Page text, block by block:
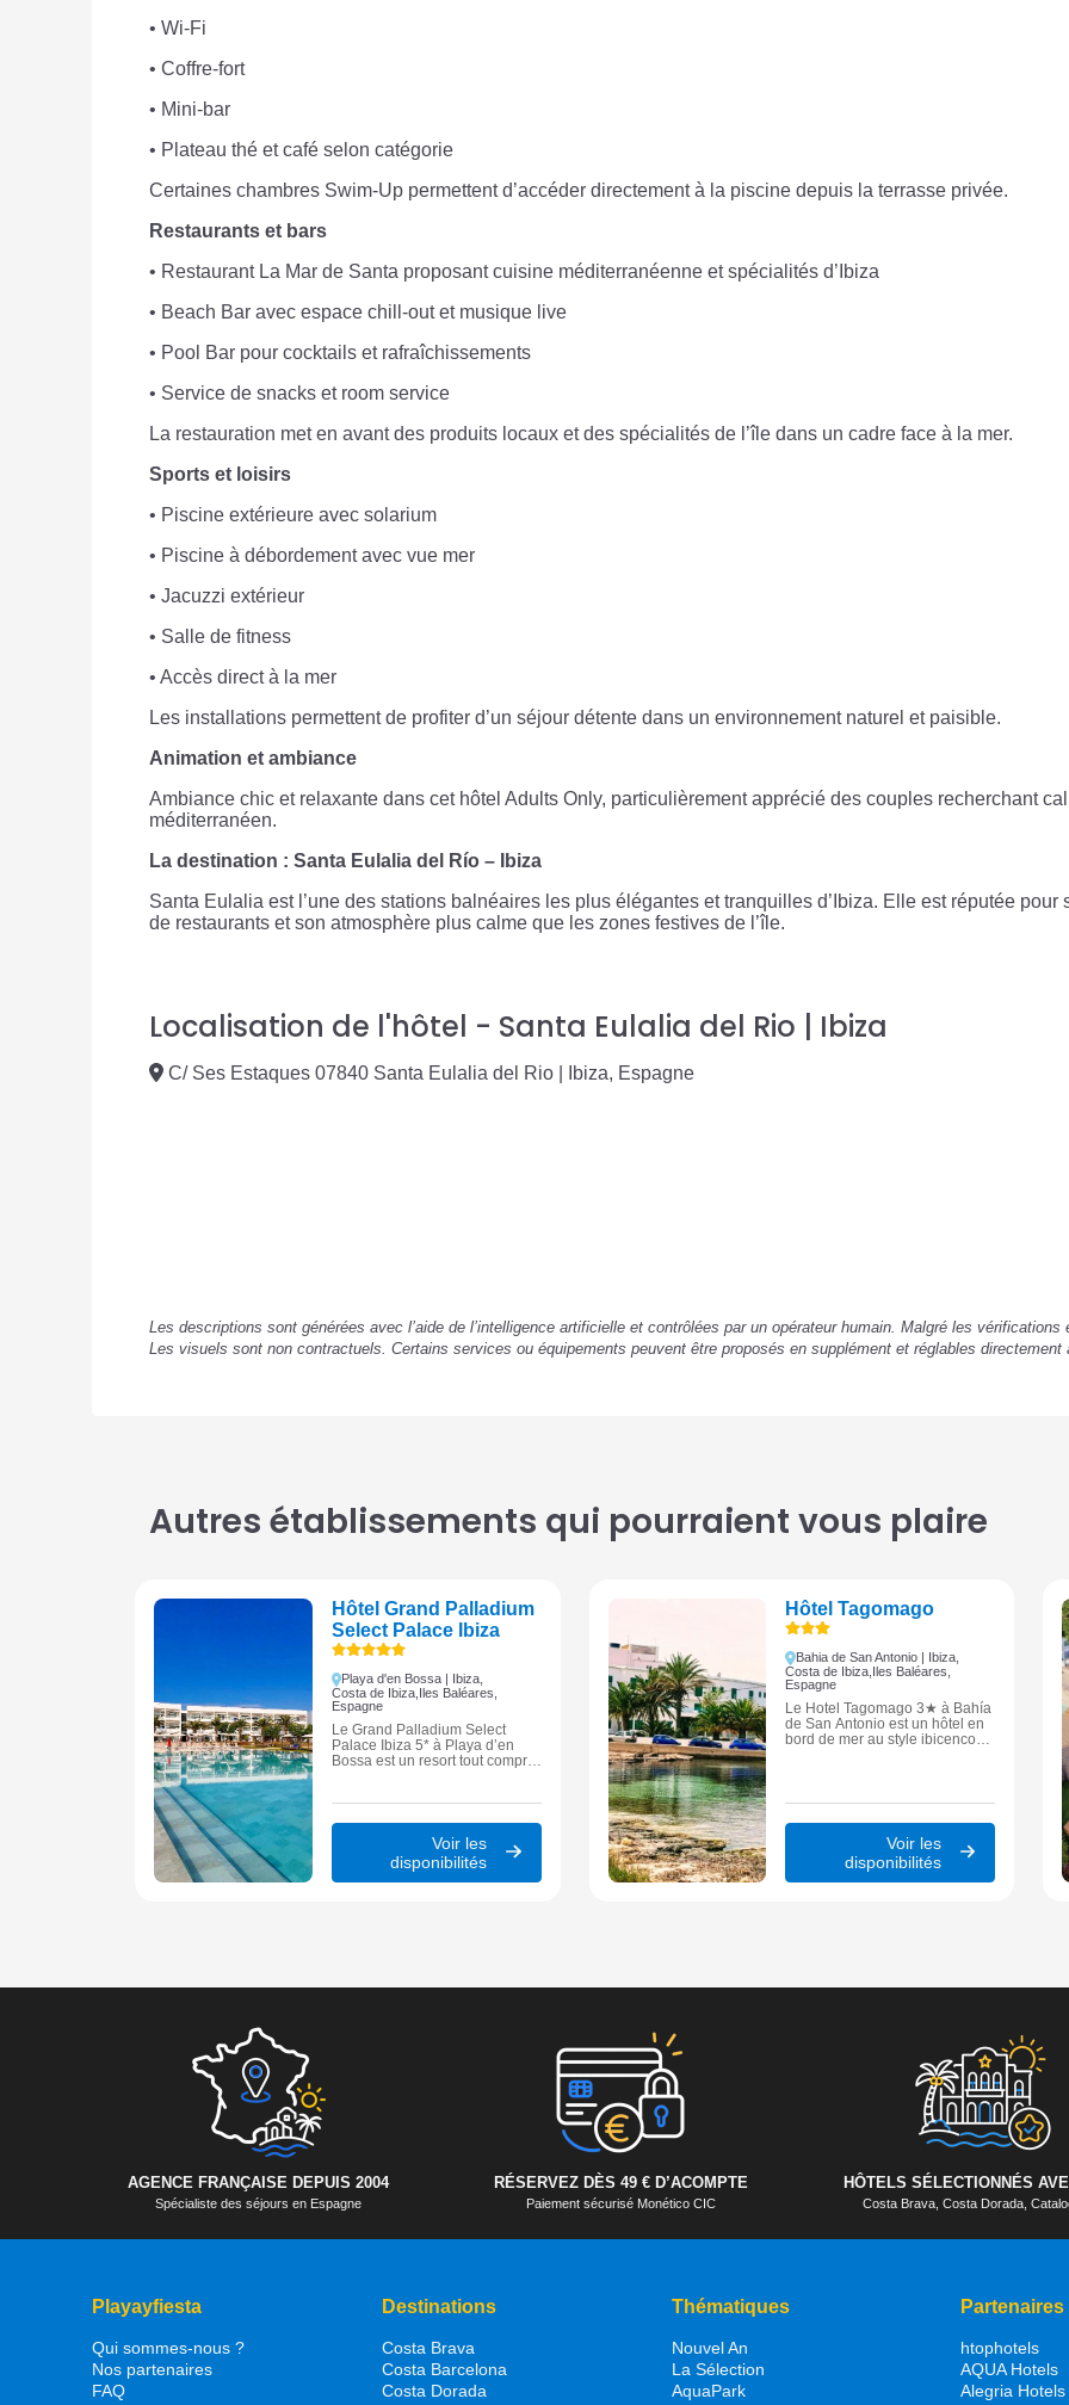
• Wi-Fi
• Coffre-fort
• Mini-bar
• Plateau thé et café selon catégorie
Certaines chambres Swim-Up permettent d’accéder directement à la piscine depuis la terrasse privée.
Restaurants et bars
• Restaurant La Mar de Santa proposant cuisine méditerranéenne et spécialités d’Ibiza
• Beach Bar avec espace chill-out et musique live
• Pool Bar pour cocktails et rafraîchissements
• Service de snacks et room service
La restauration met en avant des produits locaux et des spécialités de l’île dans un cadre face à la mer.
Sports et loisirs
• Piscine extérieure avec solarium
• Piscine à débordement avec vue mer
• Jacuzzi extérieur
• Salle de fitness
• Accès direct à la mer
Les installations permettent de profiter d’un séjour détente dans un environnement naturel et paisible.
Animation et ambiance
Ambiance chic et relaxante dans cet hôtel Adults Only, particulièrement apprécié des couples recherchant
méditerranéen.
La destination : Santa Eulalia del Río – Ibiza
Santa Eulalia est l’une des stations balnéaires les plus élégantes et tranquilles d’Ibiza. Elle est réputée
de restaurants et son atmosphère plus calme que les zones festives de l’île.
Localisation de l'hôtel - Santa Eulalia del Rio | Ibiza
C/ Ses Estaques 07840 Santa Eulalia del Rio | Ibiza, Espagne
Les descriptions sont générées avec l’aide de l’intelligence artificielle et contrôlées par un opérateur humain. Malgré les
Les visuels sont non contractuels. Certains services ou équipements peuvent être proposés en supplément et réglables directement
Autres établissements qui pourraient vous plaire
Hôtel Grand Palladium
Select Palace Ibiza
Playa d'en Bossa | Ibiza,
Costa de Ibiza, Iles Baléares,
Espagne
Le Grand Palladium Select
Palace Ibiza 5* à Playa d’en
Bossa est un resort tout compris
spectaculaires, spa complet,
nombreuses activités et
restaurants variés dans un
cadre naturel face à la
Méditerranée
Voir les
disponibilités
Hôtel Tagomago
Bahia de San Antonio | Ibiza,
Costa de Ibiza, Iles Baléares,
Espagne
Le Hotel Tagomago 3★ à Bahía
de San Antonio est un hôtel en
bord de mer au style ibicenco
chambres avec balcon face à la
Voir les
disponibilités
AGENCE FRANÇAISE DEPUIS 2004
Spécialiste des séjours en Espagne
RÉSERVEZ DÈS 49 € D’ACOMPTE
Paiement sécurisé Monético CIC
HÔTELS SÉLECTIONNÉS
Costa Brava, Costa Dorada,
Playayfiesta
Qui sommes-nous ?
Nos partenaires
FAQ
Destinations
Costa Brava
Costa Barcelona
Costa Dorada
Thématiques
Nouvel An
La Sélection
AquaPark
Partenaires
htophotels
AQUA Hotels
Alegria Hotels